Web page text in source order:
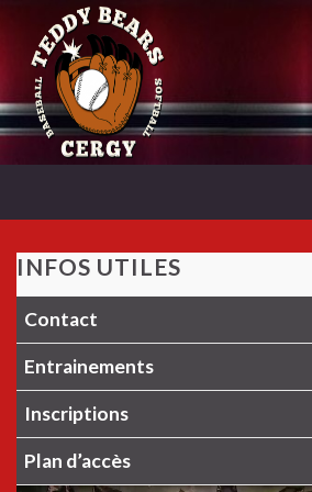
INFOS UTILES
Contact
Entrainements
Inscriptions
Plan d’accès